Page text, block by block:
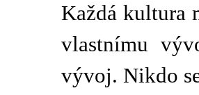
Každá kultura
vlastnímu
vývoj. Nikdo